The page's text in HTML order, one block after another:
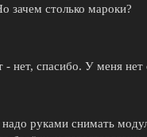
зачем столько мароки?
нет, спасибо. У меня нет
руками снимать